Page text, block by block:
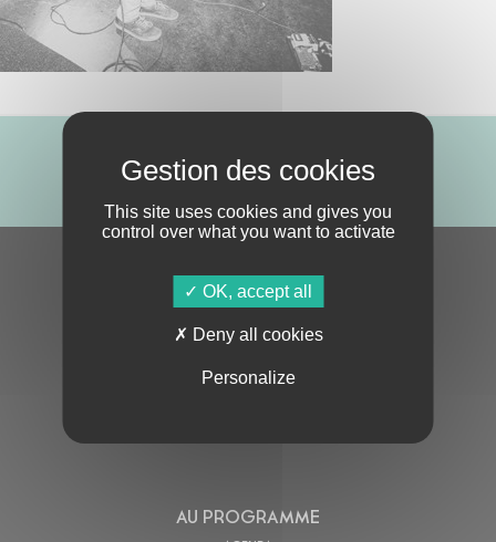
ABONNE-TOI !
S'ABONNER À LA NEWSLETTER
AU PROGRAMME
This site uses cookies and gives you
control over what you want to activate
OK, accept all
Deny all cookies
Personalize